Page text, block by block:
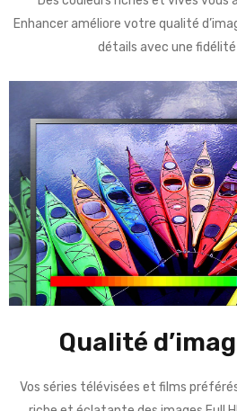
Enhancer améliore votre qualité
détails avec une
Qualité
Vos séries télévisées et films